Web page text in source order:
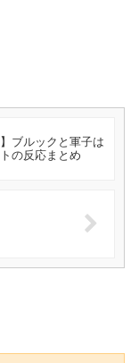
ブルックと軍子は
の反応まとめ